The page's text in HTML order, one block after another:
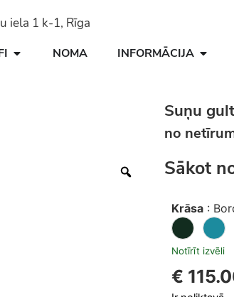
iela 1 k-1, Rīga
NOMA INFORMĀCIJA
Suņu
no
Sākot
Krāsa :
Notīrīt izvēli
€